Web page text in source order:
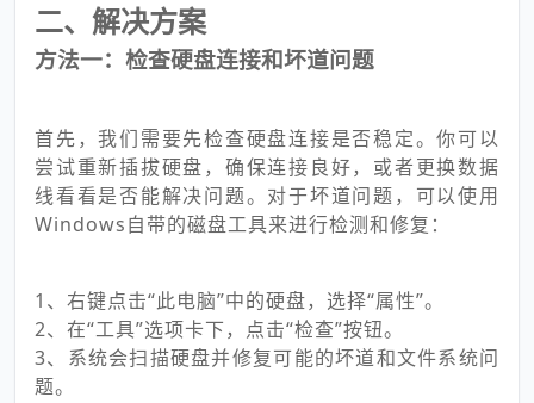
二、解决方案
方法一：检查硬盘连接和坏道问题
首先，我们需要先检查硬盘连接是否稳定。你可以
尝试重新插拔硬盘，确保连接良好，或者更换数据
线看看是否能解决问题。对于坏道问题，可以使用
Windows自带的磁盘工具来进行检测和修复：
1、右键点击“此电脑”中的硬盘，选择“属性”。
2、在“工具”选项卡下，点击“检查”按钮。
3、系统会扫描硬盘并修复可能的坏道和文件系统问
题。